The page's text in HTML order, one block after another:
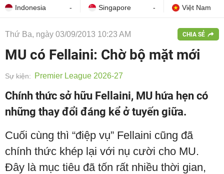
Indonesia
-
Singapore
-
Việt Nam
Thứ Ba, ngày 03/09/2013 10:23 AM CHIA SẺ
MU có Fellaini: Chờ bộ mặt mới
Sự kiện: Premier League 2026-27
Chính thức sở hữu Fellaini, MU hứa hẹn có
những thay đổi đáng kể ở tuyến giữa.
Cuối cùng thì “điệp vụ” Fellaini cũng đã
chính thức khép lại với nụ cười cho MU.
Đây là mục tiêu đã tốn rất nhiều thời gian,